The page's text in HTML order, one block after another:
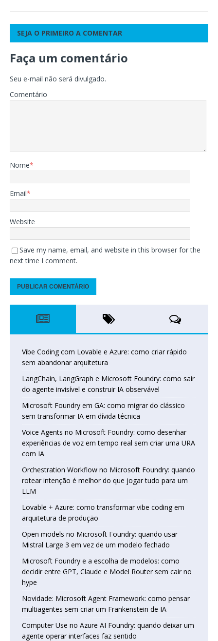
SEJA O PRIMEIRO A COMENTAR
Faça um comentário
Seu e-mail não será divulgado.
Comentário
Nome*
Email*
Website
Save my name, email, and website in this browser for the
next time I comment.
Vibe Coding com Lovable e Azure: como criar rápido
sem abandonar arquitetura
LangChain, LangGraph e Microsoft Foundry: como sair
do agente invisível e construir IA observável
Microsoft Foundry em GA: como migrar do clássico
sem transformar IA em dívida técnica
Voice Agents no Microsoft Foundry: como desenhar
experiências de voz em tempo real sem criar uma URA
com IA
Orchestration Workflow no Microsoft Foundry: quando
rotear intenção é melhor do que jogar tudo para um
LLM
Lovable + Azure: como transformar vibe coding em
arquitetura de produção
Open models no Microsoft Foundry: quando usar
Mistral Large 3 em vez de um modelo fechado
Microsoft Foundry e a escolha de modelos: como
decidir entre GPT, Claude e Model Router sem cair no
hype
Novidade: Microsoft Agent Framework: como pensar
multiagentes sem criar um Frankenstein de IA
Computer Use no Azure AI Foundry: quando deixar um
agente operar interfaces faz sentido